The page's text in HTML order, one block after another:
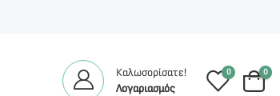
Καλωσορίσατε!
Λογαριασμός
0 0